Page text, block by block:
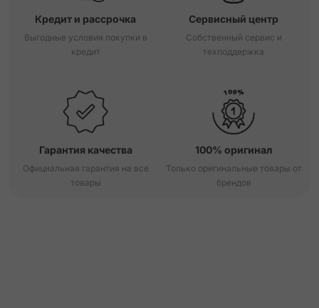
Кредит и рассрочка
Выгодные условия покупки в
кредит
Сервисный центр
Собственный сервис и
техподдержка
Гарантия качества
Официальная гарантия на все
товары
100% оригинал
Только оригинальные товары от
брендов